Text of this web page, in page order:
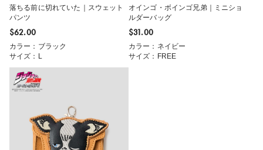
落ちる前に切れていた｜スウェット
パンツ
$‌62.00
カラー：ブラック
サイズ：L
オインゴ・ボインゴ兄弟｜ミニショ
ルダーバッグ
$‌31.00
カラー：ネイビー
サイズ：FREE